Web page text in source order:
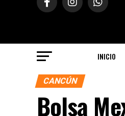
INICIO
CANCÚN
Bolsa